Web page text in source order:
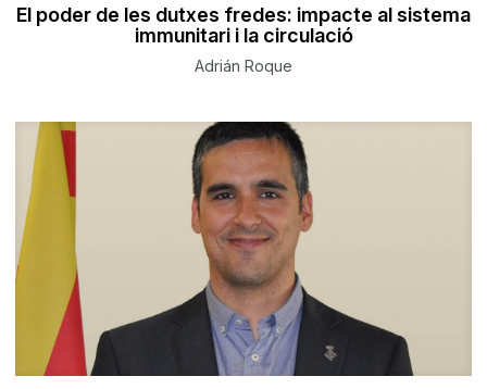
El poder de les dutxes fredes: impacte al sistema
immunitari i la circulació
Adrián Roque